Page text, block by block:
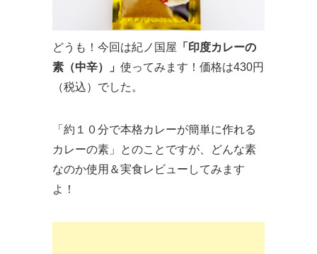
どうも！今回は紀ノ国屋 「印度カレーの
素（中辛）」 使ってみます！価格は430円
（税込）でした。
「約１０分で本格カレーが簡単に作れる
カレーの素」とのことですが、どんな素
なのか使用＆実食レビューしてみます
よ！